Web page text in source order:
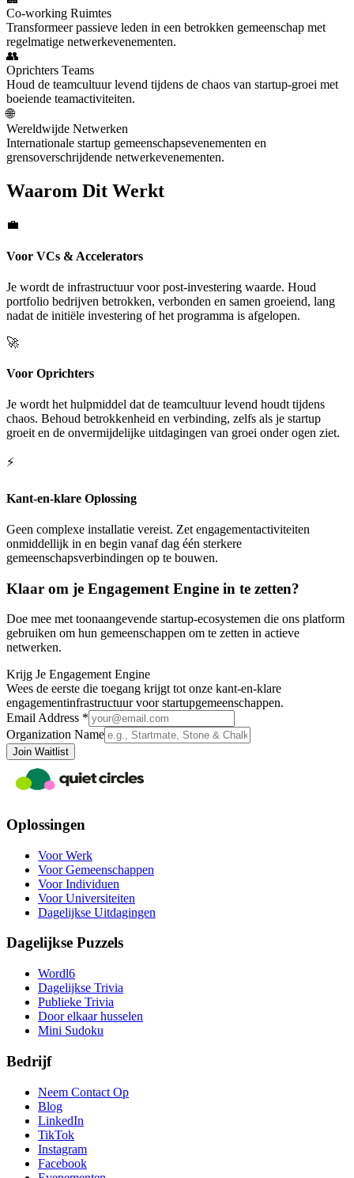
Co-working Ruimtes
Transformeer passieve leden in een betrokken gemeenschap met
regelmatige netwerkevenementen.
👥
Oprichters Teams
Houd de teamcultuur levend tijdens de chaos van startup-groei met
boeiende teamactiviteiten.
🌐
Wereldwijde Netwerken
Internationale startup gemeenschapsevenementen en
grensoverschrijdende netwerkevenementen.
Waarom Dit Werkt
💼
Voor VCs & Accelerators
Je wordt de infrastructuur voor post-investering waarde. Houd
portfolio bedrijven betrokken, verbonden en samen groeiend, lang
nadat de initiële investering of het programma is afgelopen.
🚀
Voor Oprichters
Je wordt het hulpmiddel dat de teamcultuur levend houdt tijdens
chaos. Behoud betrokkenheid en verbinding, zelfs als je startup
groeit en de onvermijdelijke uitdagingen van groei onder ogen ziet.
⚡
Kant-en-klare Oplossing
Geen complexe installatie vereist. Zet engagementactiviteiten
onmiddellijk in en begin vanaf dag één sterkere
gemeenschapsverbindingen op te bouwen.
Klaar om je Engagement Engine in te zetten?
Doe mee met toonaangevende startup-ecosystemen die ons platform
gebruiken om hun gemeenschappen om te zetten in actieve
netwerken.
Krijg Je Engagement Engine
Wees de eerste die toegang krijgt tot onze kant-en-klare
engagementinfrastructuur voor startupgemeenschappen.
Email Address *
Organization Name
Join Waitlist
Oplossingen
Voor Werk
Voor Gemeenschappen
Voor Individuen
Voor Universiteiten
Dagelijkse Uitdagingen
Dagelijkse Puzzels
Wordl6
Dagelijkse Trivia
Publieke Trivia
Door elkaar husselen
Mini Sudoku
Bedrijf
Neem Contact Op
Blog
LinkedIn
TikTok
Instagram
Facebook